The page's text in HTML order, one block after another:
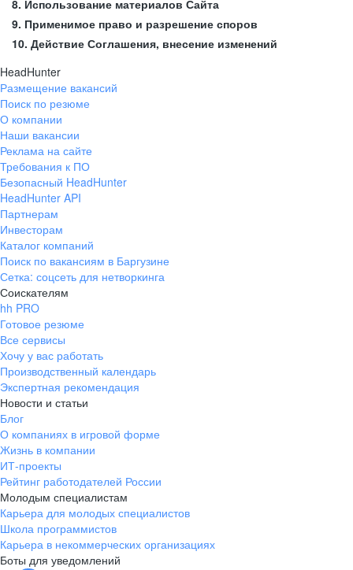
8. Использование материалов Сайта
9. Применимое право и разрешение споров
10. Действие Соглашения, внесение изменений
HeadHunter
Размещение вакансий
Поиск по резюме
О компании
Наши вакансии
Реклама на сайте
Требования к ПО
Безопасный HeadHunter
HeadHunter API
Партнерам
Инвесторам
Каталог компаний
Поиск по вакансиям в Баргузине
Сетка: соцсеть для нетворкинга
Соискателям
hh PRO
Готовое резюме
Все сервисы
Хочу у вас работать
Производственный календарь
Экспертная рекомендация
Новости и статьи
Блог
О компаниях в игровой форме
Жизнь в компании
ИТ-проекты
Рейтинг работодателей России
Молодым специалистам
Карьера для молодых специалистов
Школа программистов
Карьера в некоммерческих организациях
Боты для уведомлений